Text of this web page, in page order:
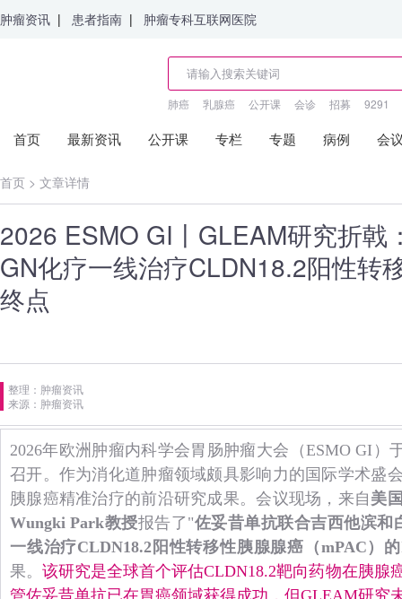
肿瘤资讯 | 患者指南 | 肿瘤专科互联网医院
肺癌 乳腺癌 公开课 会诊 招募 9291
首页 最新资讯 公开课 专栏 专题 病例 会
首页 > 文章详情
2026 ESMO GI丨GLEAM研究折戟
GN化疗一线治疗CLDN18.2阳性转
终点
整理：肿瘤资讯
来源：肿瘤资讯
2026年欧洲肿瘤内科学会胃肠肿瘤大会（ESMO GI）
召开。作为消化道肿瘤领域颇具影响力的国际学术盛
胰腺癌精准治疗的前沿研究成果。会议现场，来自 美
Wungki Park教授报告了"佐妥昔单抗联合吉西他滨和
一线治疗CLDN18.2阳性转移性胰腺腺癌（mPAC）
果。该研究是全球首个评估CLDN18.2靶向药物在胰腺
管佐妥昔单抗已在胃癌领域获得成功，但GLEAM研究